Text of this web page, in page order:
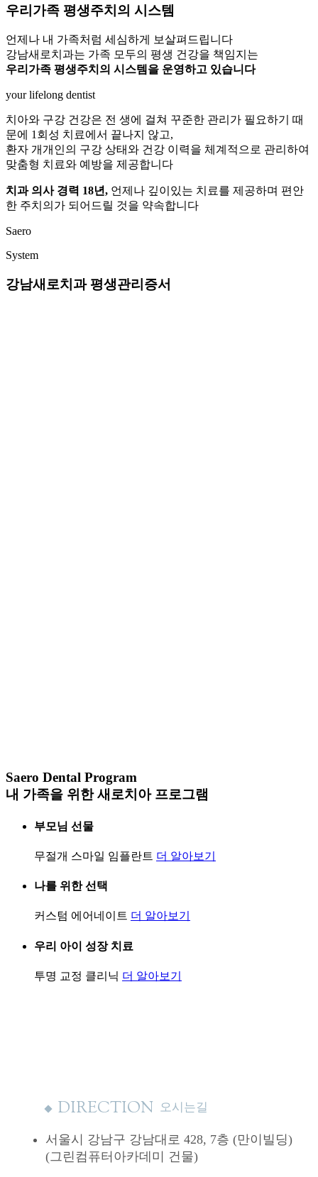
우리가족 평생주치의 시스템
언제나 내 가족처럼 세심하게 보살펴드립니다
강남새로치과는 가족 모두의 평생 건강을 책임지는
우리가족 평생주치의 시스템을 운영하고 있습니다
your lifelong dentist
치아와 구강 건강은 전 생에 걸쳐 꾸준한 관리가 필요하기 때
문에 1회성 치료에서 끝나지 않고,
환자 개개인의 구강 상태와 건강 이력을 체계적으로 관리하여
맞춤형 치료와 예방을 제공합니다
치과 의사 경력 18년, 언제나 깊이있는 치료를 제공하며 편안
한 주치의가 되어드릴 것을 약속합니다
Saero
System
강남새로치과 평생관리증서
Saero Dental Program
내 가족을 위한새로치아 프로그램
부모님 선물
무절개 스마일 임플란트 더 알아보기
나를 위한 선택
커스텀 에어네이트 더 알아보기
우리 아이 성장 치료
투명 교정 클리닉 더 알아보기
DIRECTION 오시는길
서울시 강남구 강남대로 428, 7층 (만이빌딩)
(그린컴퓨터아카데미 건물)